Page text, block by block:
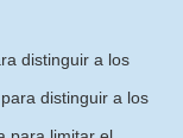
distinguir a los
distinguir a los